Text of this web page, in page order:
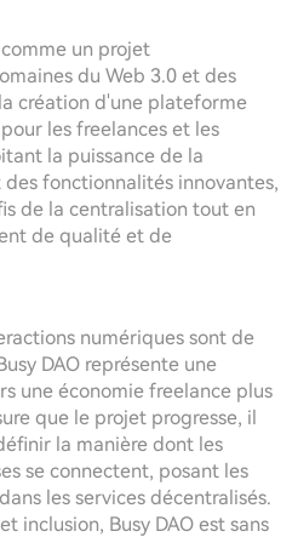
comme un projet
du Web 3.0 et des
création d'une plateforme
les freelances et les
la puissance de la
fonctionnalités innovantes,
de la centralisation tout en
de qualité et de
numériques sont de
DAO représente une
une économie freelance plus
que le projet progresse, il
la manière dont les
se connectent, posant les
les services décentralisés.
inclusion, Busy DAO est sans